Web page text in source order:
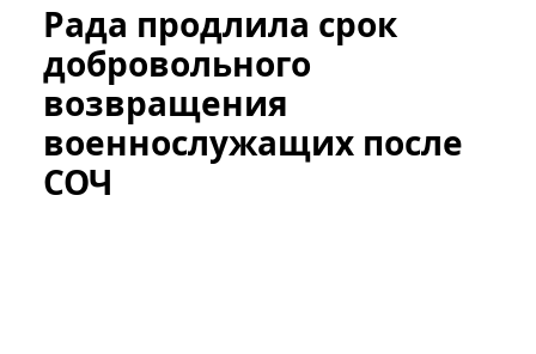
Рада продлила срок
добровольного
возвращения
военнослужащих после
СОЧ